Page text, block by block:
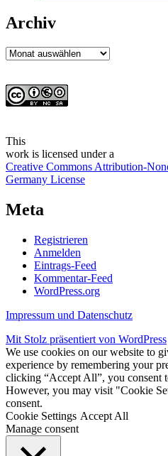
Archiv
Archiv
This
work is licensed under a
Creative Commons Attribution-
Germany License
Meta
Registrieren
Anmelden
Eintrags-Feed
Kommentar-Feed
WordPress.org
Impressum und Datenschutz
Mit Stolz präsentiert von WordPress
We use cookies on our website to
experience by remembering your
clicking “Accept All”, you consent
However, you may visit "Cookie
consent.
Cookie Settings Accept All
Manage consent